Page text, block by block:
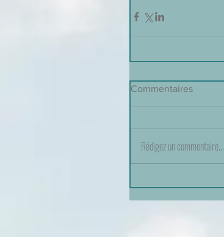
Commentaires
Rédigez un commentaire...